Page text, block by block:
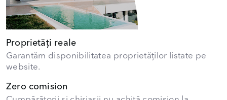
Proprietăți reale
Garantăm disponibilitatea proprietăților listate pe
website.
Zero comision